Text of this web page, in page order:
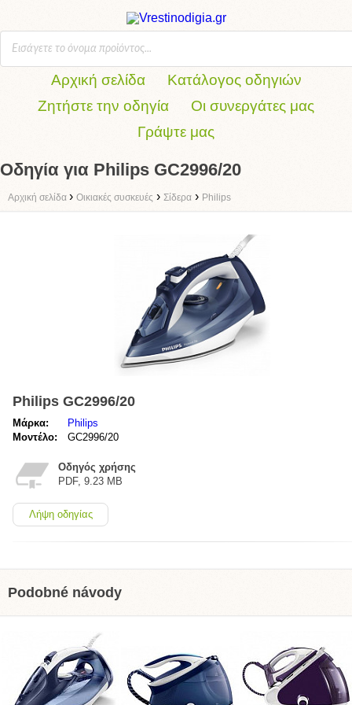
Αρχική σελίδα
Κατάλογος οδηγιών
Ζητήστε την οδηγία
Οι συνεργάτες μας
Γράψτε μας
Οδηγία για Philips GC2996/20
Αρχική σελίδα › Οικιακές συσκευές › Σίδερα › Philips
Philips GC2996/20
Μάρκα:
Philips
Μοντέλο:
GC2996/20
Οδηγός χρήσης
PDF, 9.23 MB
Λήψη οδηγίας
Podobné návody